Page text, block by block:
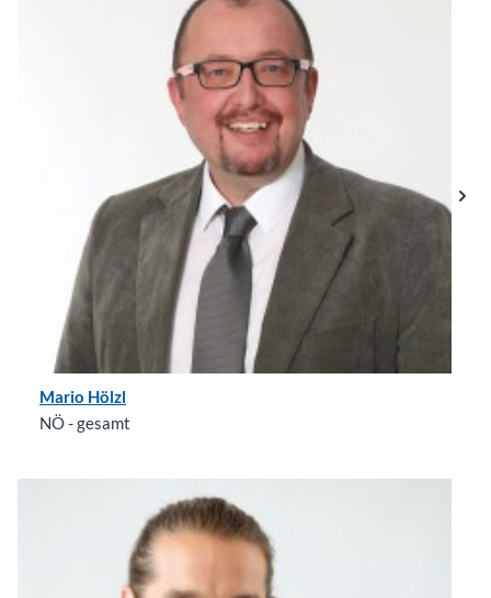
Mario Hölzl
NÖ - gesamt